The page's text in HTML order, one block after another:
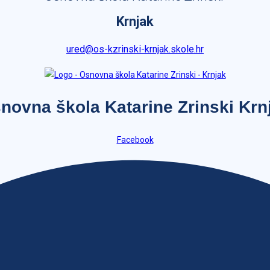
Krnjak
ured@os-kzrinski-krnjak.skole.hr
škola Katarine Zrinski
Facebook